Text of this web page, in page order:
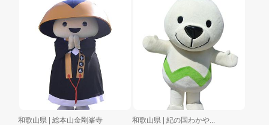
和歌山県 | 総本山金剛峯寺 和歌山県 | 紀の国わかや...